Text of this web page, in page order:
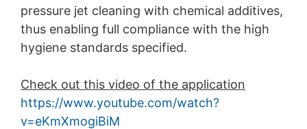
pressure jet cleaning with chemical additives,
thus enabling full compliance with the high
hygiene standards specified.
Check out this video of the application
https://www.youtube.com/watch?
v=eKmXmogiBiM